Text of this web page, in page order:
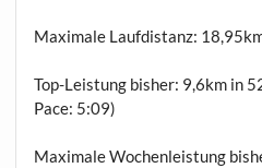
Maximale Laufdistanz:
Top-Leistung bisher: 9,6km in
Pace: 5:09)
Maximale Wochenleistung